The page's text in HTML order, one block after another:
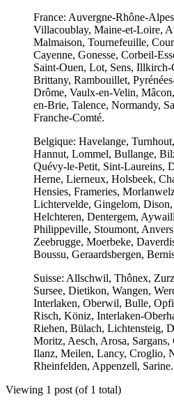
France: Auvergne-Rhône-
Villacoublay, Maine-et-Loire,
Malmaison, Tournefeuille,
Cayenne, Gonesse, Corbeil-
Saint-Ouen, Lot, Sens,
Brittany, Rambouillet,
Drôme, Vaulx-en-Velin,
en-Brie, Talence, Normandy,
Franche-Comté.
Belgique: Havelange,
Hannut, Lommel, Bullange,
Quévy-le-Petit, Sint-Laureins,
Herne, Lierneux, Holsbeek,
Hensies, Frameries,
Lichtervelde, Gingelom,
Helchteren, Dentergem,
Philippeville, Stoumont,
Zeebrugge, Moerbeke,
Boussu, Geraardsbergen,
Suisse: Allschwil, Thônex,
Sursee, Dietikon, Wangen,
Interlaken, Oberwil, Bulle,
Risch, Köniz, Interlaken-
Riehen, Bülach, Lichtensteig,
Moritz, Aesch, Arosa,
Ilanz, Meilen, Lancy, Croglio,
Rheinfelden, Appenzell, Sarine.
Viewing 1 post (of 1 total)